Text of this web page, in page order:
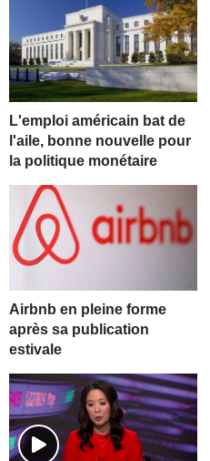
L'emploi américain bat de
l'aile, bonne nouvelle pour
la politique monétaire
Airbnb en pleine forme
après sa publication
estivale